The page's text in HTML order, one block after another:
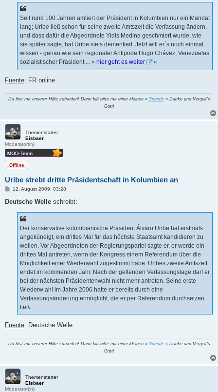
Seit rund 100 Jahren amtiert der Präsident in Kolumbien nur ein Mandat
lang; Uribe ließ schon für seine zweite Amtszeit die Verfassung ändern,
und dass dafür die Abgeordnete Yidis Medina geschmiert wurde, wie
sie später sagte, hat Uribe stets dementiert. Jetzt will er´s noch einmal
wissen - genau wie sein regionaler Antipode Hugo Chávez, Venezuelas
sozialistischer Präsident ... » hier geht es weiter «
Fuente: FR online
Du bist mit unserer Hilfe zufrieden! Dann hilf bitte mit einer kleinen » Spende« Danke und Vergelt's
Gott!
Themenstarter
Eisbaer
Moderator(in)
Offline
Uribe strebt dritte Präsidentschaft in Kolumbien an
B
i
12. August 2009, 03:28
Deutsche Welle schreibt:
Der konservative kolumbianische Präsident Álvaro Uribe hat erstmals
angekündigt, ein drittes Mal für das höchste Staatsamt kandidieren zu
wollen. Vor Abgeordneten der Regierungspartei sagte er, er werde ein
drittes Mal antreten, wenn der Kongress einem Referendum über die
Möglichkeit einer Wiederwahl zugestimmt habe. Uribes zweite Amtszeit
endet im kommenden Jahr. Nach der geltenden Verfassungslage darf er
bei der nächsten Präsidentenwahl nicht mehr antreten. Seine erste
Wiederw ahl im Jahre 2006 hatte er bereits durch eine
Verfassungsänderung ermöglicht, die er per Referendum durchsetzen
ließ.
Fuente: Deutsche Welle
Du bist mit unserer Hilfe zufrieden! Dann hilf bitte mit einer kleinen » Spende« Danke und Vergelt's
Gott!
Themenstarter
Eisbaer
Moderator(in)